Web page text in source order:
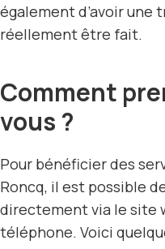
également d’avoir une
réellement être fait.
Comment
vous ?
Pour bénéficier des
Roncq, il est possible
directement via le site
téléphone. Voici